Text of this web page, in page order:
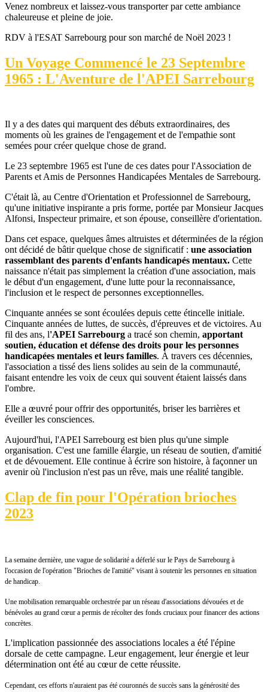
Venez nombreux et laissez-vous transporter par cette ambiance
chaleureuse et pleine de joie.
RDV à l'ESAT Sarrebourg pour son marché de Noël 2023 !
Un Voyage Commencé le 23 Septembre
1965 : L'Aventure de l'APEI Sarrebourg
Il y a des dates qui marquent des débuts extraordinaires, des
moments où les graines de l'engagement et de l'empathie sont
semées pour créer quelque chose de grand.
Le 23 septembre 1965 est l'une de ces dates pour l'Association de
Parents et Amis de Personnes Handicapées Mentales de Sarrebourg.
C'était là, au Centre d'Orientation et Professionnel de Sarrebourg,
qu'une initiative inspirante a pris forme, portée par Monsieur Jacques
Alfonsi, Inspecteur primaire, et son épouse, conseillère d'orientation.
Dans cet espace, quelques âmes altruistes et déterminées de la région
ont décidé de bâtir quelque chose de significatif : une association
rassemblant des parents d'enfants handicapés mentaux. Cette
naissance n'était pas simplement la création d'une association, mais
le début d'un engagement, d'une lutte pour la reconnaissance,
l'inclusion et le respect de personnes exceptionnelles.
Cinquante années se sont écoulées depuis cette étincelle initiale.
Cinquante années de luttes, de succès, d'épreuves et de victoires. Au
fil des ans, l'APEI Sarrebourg a tracé son chemin, apportant
soutien, éducation et défense des droits pour les personnes
handicapées mentales et leurs familles. À travers ces décennies,
l'association a tissé des liens solides au sein de la communauté,
faisant entendre les voix de ceux qui souvent étaient laissés dans
l'ombre.
Elle a œuvré pour offrir des opportunités, briser les barrières et
éveiller les consciences.
Aujourd'hui, l'APEI Sarrebourg est bien plus qu'une simple
organisation. C'est une famille élargie, un réseau de soutien, d'amitié
et de dévouement. Elle continue à écrire son histoire, à façonner un
avenir où l'inclusion n'est pas un rêve, mais une réalité tangible.
Clap de fin pour l'Opération brioches
2023
La semaine dernière, une vague de solidarité a déferlé sur le Pays de Sarrebourg à
l'occasion de l'opération "Brioches de l'amitié" visant à soutenir les personnes en situation
de handicap.
Une mobilisation remarquable orchestrée par un réseau d'associations dévouées et de
bénévoles au grand cœur a permis de récolter des fonds cruciaux pour financer des actions
concrètes.
L'implication passionnée des associations locales a été l'épine
dorsale de cette campagne. Leur engagement, leur énergie et leur
détermination ont été au cœur de cette réussite.
Cependant, ces efforts n'auraient pas été couronnés de succès sans la générosité des